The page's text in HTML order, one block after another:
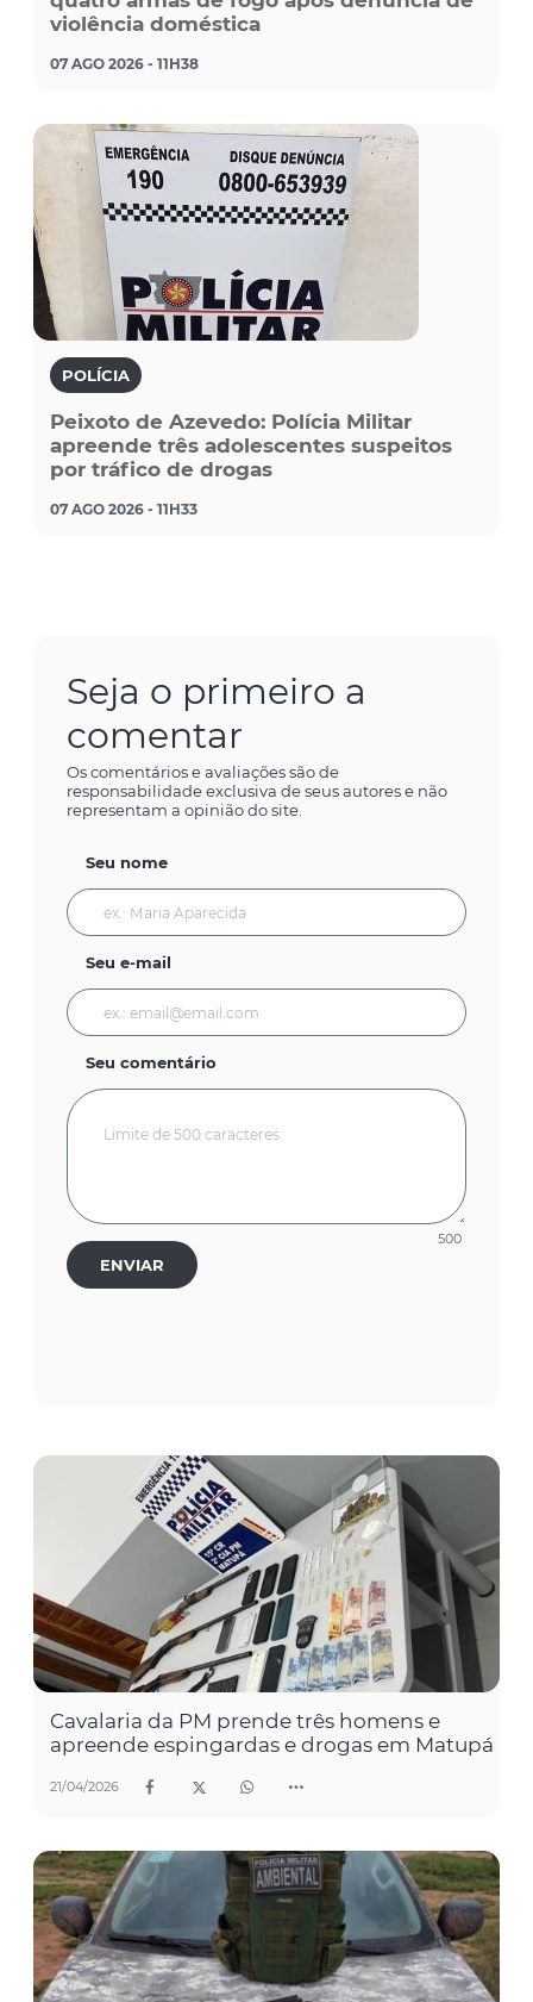
violência doméstica
07 AGO 2026 - 11H38
POLÍCIA
Peixoto de Azevedo: Polícia Militar
apreende três adolescentes suspeitos
por tráfico de drogas
07 AGO 2026 - 11H33
Seja o primeiro a
comentar
Os comentários e avaliações são de
responsabilidade exclusiva de seus autores e não
representam a opinião do site.
Seu nome
Seu e-mail
Seu comentário
500
ENVIAR
Cavalaria da PM prende três homens e
apreende espingardas e drogas em Matupá
21/04/2026